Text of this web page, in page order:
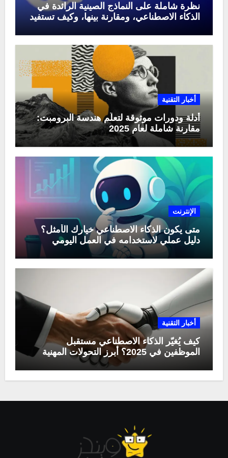
نظرة شاملة على النماذج الصينية الرائدة في
الذكاء الاصطناعي، ومقارنة بينها، وكيف تستفيد
أخبار التقنية
أدلة ودورات موثوقة لتعلّم هندسة البرومبت:
مقارنة شاملة لعام 2025
الإنترنت
متى يكون الذكاء الاصطناعي خيارك الأمثل؟
دليل عملي لاستخدامه في العمل اليومي
أخبار التقنية
كيف يُغيّر الذكاء الاصطناعي مستقبل
الموظفين في 2025؟ أبرز التحولات المهنية